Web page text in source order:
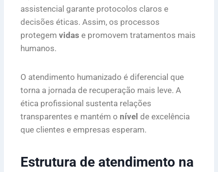
assistencial garante protocolos claros e
decisões éticas. Assim, os processos
protegem vidas e promovem tratamentos mais
humanos.
O atendimento humanizado é diferencial que
torna a jornada de recuperação mais leve. A
ética profissional sustenta relações
transparentes e mantém o nível de excelência
que clientes e empresas esperam.
Estrutura de atendimento na